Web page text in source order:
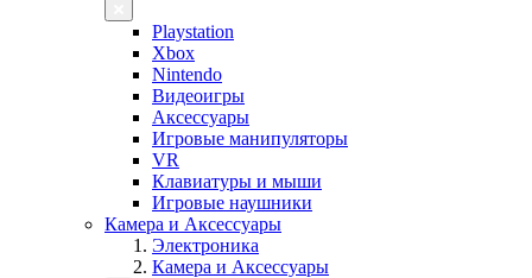
Playstation
Xbox
Nintendo
Видеоигры
Аксессуары
Игровые манипуляторы
VR
Клавиатуры и мыши
Игровые наушники
Камера и Аксессуары
Электроника
Камера и Аксессуары